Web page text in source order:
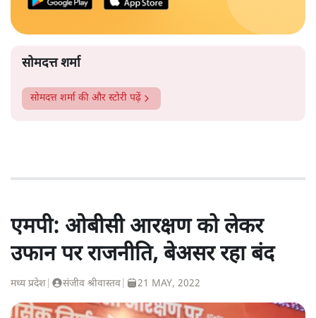
सोमदत्त शर्मा
सोमदत्त शर्मा की और स्टोरी पढ़ें
एमपी: ओबीसी आरक्षण को लेकर
उफान पर राजनीति, बेअसर रहा बंद
मध्य प्रदेश संजीव श्रीवास्तव 21 MAY, 2022